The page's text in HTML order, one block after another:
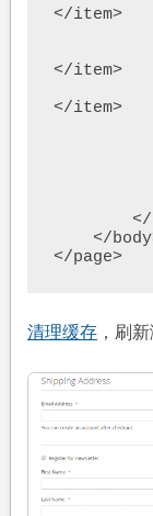
</item>
</item>
</item>
</page>
清理缓存，刷